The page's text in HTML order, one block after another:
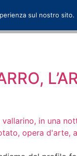
sul nostro sito.